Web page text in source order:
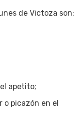
de Victoza son:
apetito;
o picazón en el